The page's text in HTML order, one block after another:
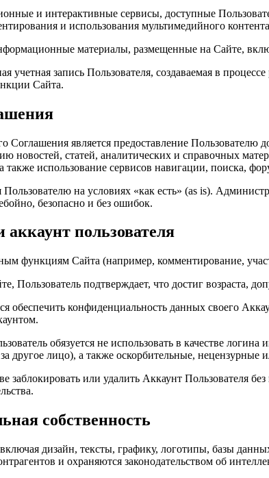
и интерактивные сервисы, доступные
и использования мультимедийного
материалы, размещенные на Сайте,
учетная запись Пользователя, создаваемая в
Сайта.
Соглашения является предоставление
новостей, статей, аналитических и справочных
также использование сервисов навигации, поиска,
Пользователю на условиях «как есть» (as is).
безопасно и без ошибок.
аккаунт пользователя
функциям Сайта (например, комментирование,
Пользователь подтверждает, что достиг возраста,
обеспечить конфиденциальность данных своего
обязуется не использовать в качестве
другое лицо), а также оскорбительные,
заблокировать или удалить Аккаунт Пользователя
собственность
дизайн, тексты, графику, логотипы, базы
и охраняются законодательством об